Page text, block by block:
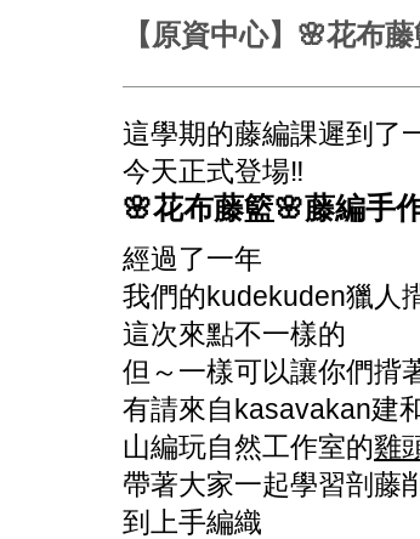
【原資中心】🌸花布
這學期的藤編課遲到了
今天正式登場‼️
🌸花布藤籃🌸藤編手
經過了一年
我們的kudekuden獵人
這次來點不一樣的
但～一樣可以讓你們揹
有請來自kasavakan建
山編玩自然工作室的雞
帶著大家一起學習剖藤
到上手編織